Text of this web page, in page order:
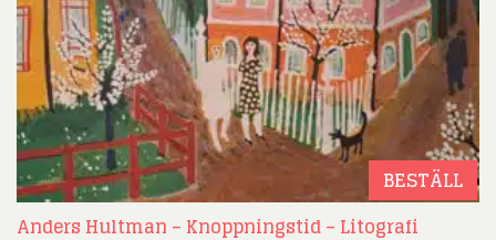
BESTÄLL
Anders Hultman – Knoppningstid – Litografi